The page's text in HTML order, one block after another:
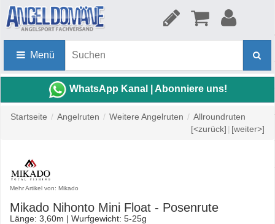
Menü
WhatsApp Kanal | Abonniere uns!
Startseite / Angelruten / Weitere Angelruten / Allroundruten
[<zurück] | [weiter>]
Mehr Artikel von: Mikado
Mikado Nihonto Mini Float - Posenrute
Länge: 3,60m | Wurfgewicht: 5-25g